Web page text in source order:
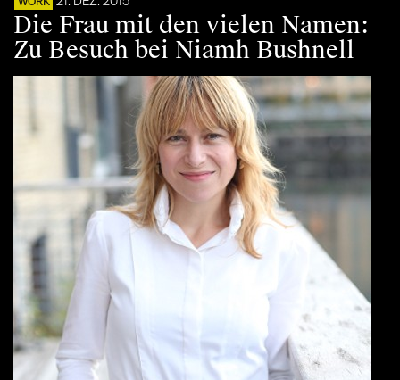
WORK
Die Frau mit den vielen Namen:
Zu Besuch bei Niamh Bushnell